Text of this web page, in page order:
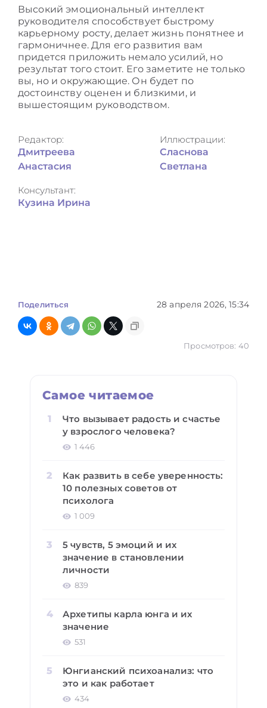
Высокийэмоциональный интеллект
руководителя способствует быстрому
карьерному росту, делает жизнь понятнее и
гармоничнее. Для его развития вам
придется приложить немало усилий, но
результат того стоит. Его заметите не только
вы, но и окружающие. Он будет по
достоинству оценен и близкими, и
вышестоящим руководством.
Редактор:
Дмитреева
Анастасия
Иллюстрации:
Сласнова
Светлана
Консультант:
Кузина Ирина
Поделиться 28 апреля 2026, 15:34
Просмотров: 40
Самое читаемое
Что вызывает радость и счастье
у взрослого человека?
1 446
Как развить в себе уверенность:
10 полезных советов от
психолога
1 009
5 чувств, 5 эмоций и их
значение в становлении
личности
839
Архетипы карла юнга и их
значение
531
Юнгианский психоанализ: что
это и как работает
434